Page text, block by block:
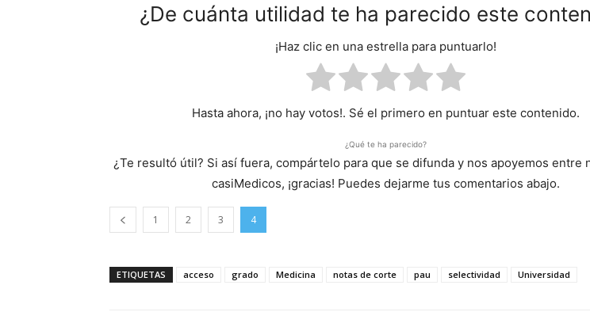
¿De cuánta utilidad te ha parecido este
¡Haz clic en una estrella para puntuarlo!
Hasta ahora, ¡no hay votos!. Sé el primero en puntuar este contenido.
¿Qué te ha parecido?
¿Te resultó útil? Si así fuera, compártelo para que se difunda y nos apoyemos entre
casiMedicos, ¡gracias! Puedes dejarme tus comentarios abajo.
1 2 3 4
ETIQUETAS acceso grado Medicina notas de corte pau selectividad Universidad